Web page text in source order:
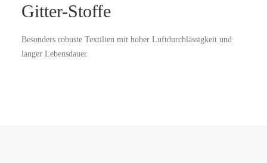
Gitter-Stoffe
Besonders robuste Textilien mit hoher Luftdurchlässigkeit und
langer Lebensdauer.